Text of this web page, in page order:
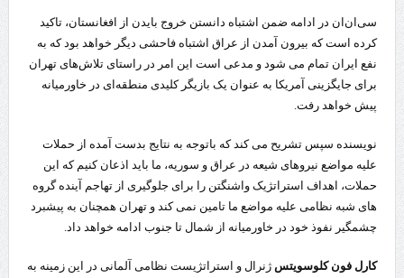
سی‌ان‌ان در ادامه ضمن اشتباه دانستن خروج بایدن از افغانستان، تاکید
کرده است که بیرون آمدن از عراق اشتباه فاحشی دیگر خواهد بود که به
نفع ایران تمام می شود و مدعی است این امر در راستای تلاش‌های تهران
برای جایگزینی آمریکا به عنوان یک بازیگر کلیدی منطقه‌ای در خاورمیانه
پیش خواهد رفت.
نویسنده سپس تشریح می کند که باتوجه به نتایج بدست آمده از حملات
علیه مواضع نیروهای شیعه در عراق و سوریه، ما باید اذعان کنیم که این
حملات، اهداف استراتژیک واشنگتن را برای جلوگیری از تهاجم آینده گروه
های شبه نظامی علیه مواضع ما تامین نمی کند و تهران همچنان به پیشبرد
چشمگیر نفوذ خود در خاورمیانه از شمال تا جنوب ادامه خواهد داد.
کارل فون کلوسویتس ژنرال و استراتژیست نظامی آلمانی در این زمینه به